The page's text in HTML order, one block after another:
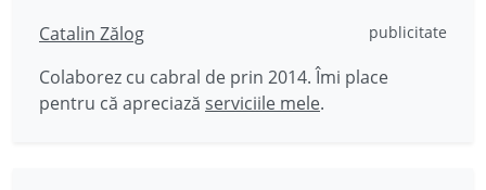
Catalin Zălog publicitate
Colaborez cu cabral de prin 2014. Îmi place
pentru că apreciază serviciile mele.